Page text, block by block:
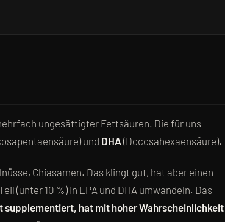
ungesättigter Fettsäuren. Die für uns
und DHA (Docosahexaensäure).
Chiasamen. Das klingt gut, hat aber einen
(unter 10 %) in EPA und DHA umwandeln. Das
hat mit hoher Wahrscheinlichkeit